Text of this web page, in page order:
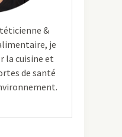
&
je
la cuisine et
de santé